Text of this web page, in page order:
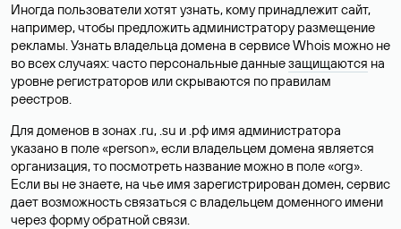
Иногда пользователи хотят узнать, кому принадлежит сайт,
например, чтобы предложить администратору размещение
рекламы. Узнать владельца домена в сервисе Whois можно не
во всех случаях: часто персональные данныезащищаются на
уровне регистраторов или скрываются по правилам
реестров.
Для доменов в зонах .ru, .su и .рф имя администратора
указано в поле «person», если владельцем домена является
организация, то посмотреть название можно в поле «org».
Если вы не знаете, на чье имя зарегистрирован домен, сервис
дает возможность связаться с владельцем доменного имени
через форму обратной связи.